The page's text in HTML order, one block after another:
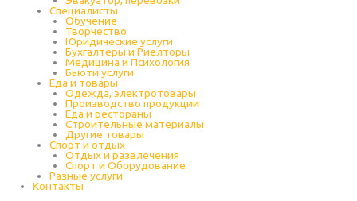
Специалисты
Обучение
Творчество
Юридические услуги
Бухгалтеры и Риелторы
Медицина и Психология
Бьюти услуги
Еда и товары
Одежда, электротовары
Производство продукции
Еда и рестораны
Строительные материалы
Другие товары
Спорт и отдых
Отдых и развлечения
Спорт и Оборудование
Разные услуги
Контакты